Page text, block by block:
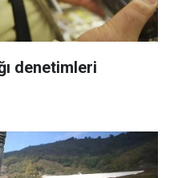
denetimleri